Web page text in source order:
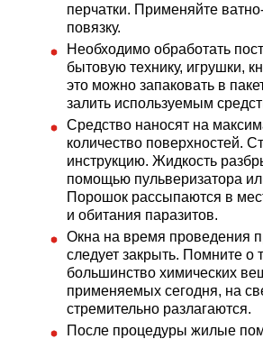
перчатки. Применяйте
повязку.
Необходимо обработать
бытовую технику, игрушки,
это можно запаковать в
залить используемым
Средство наносят на
количество поверхностей.
инструкцию. Жидкость
помощью пульверизатора
Порошок рассыпаются в
и обитания паразитов.
Окна на время проведения
следует закрыть. Помните о
большинство химических
применяемых сегодня, на
стремительно разлагаются.
После процедуры жилые